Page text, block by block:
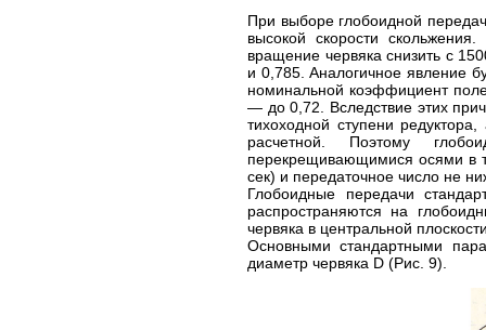
При выборе глобоидной
высокой скорости
вращение червяка снизить с
и 0,785. Аналогичное явление
номинальной коэффициент
— до 0,72. Вследствие этих
тихоходной ступени
расчетной. Поэтому
перекрещивающимися осями в
сек) и передаточное число не
Глобоидные передачи
распространяются на
червяка в центральной
Основными стандартными
диаметр червяка D (Рис. 9).